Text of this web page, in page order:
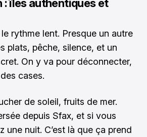
: îles authentiques et
le rythme lent. Presque un autre
plats, pêche, silence, et un
On y va pour déconnecter,
cases.
de soleil, fruits de mer.
depuis Sfax, et si vous
une nuit. C’est là que ça prend